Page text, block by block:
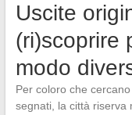
Uscite
(ri)scoprire
modo
Per coloro che
segnati, la città riserva